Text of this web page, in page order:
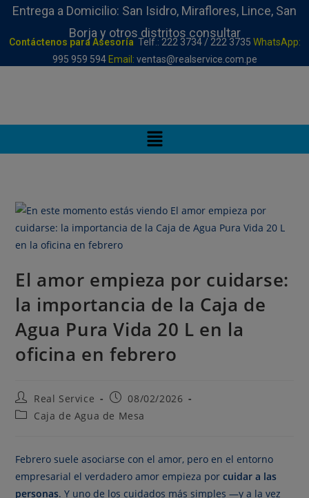
Entrega a Domicilio: San Isidro, Miraflores, Lince, San
Borja y otros distritos consultar
Contáctenos para Asesoría Telf.: 222 3734 / 222 3735 WhatsApp:
995 959 594 Email: ventas@realservice.com.pe
El amor empieza por cuidarse:
la importancia de la Caja de
Agua Pura Vida 20 L en la
oficina en febrero
Real Service
08/02/2026
Caja de Agua de Mesa
Febrero suele asociarse con el amor, pero en el entorno
empresarial el verdadero amor empieza porcuidar a las
personas. Y uno de los cuidados más simples —y a la vez